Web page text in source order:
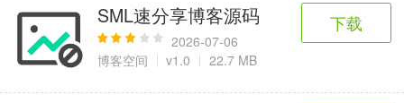
SML速分享博客源码
2026-07-06
博客空间
v1.0 22.7 MB
下载